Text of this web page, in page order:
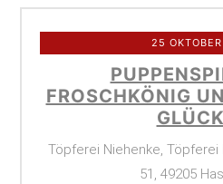
25
FROSCHKÖNIG
Töpferei Niehenke, Töpferei
51, 49205